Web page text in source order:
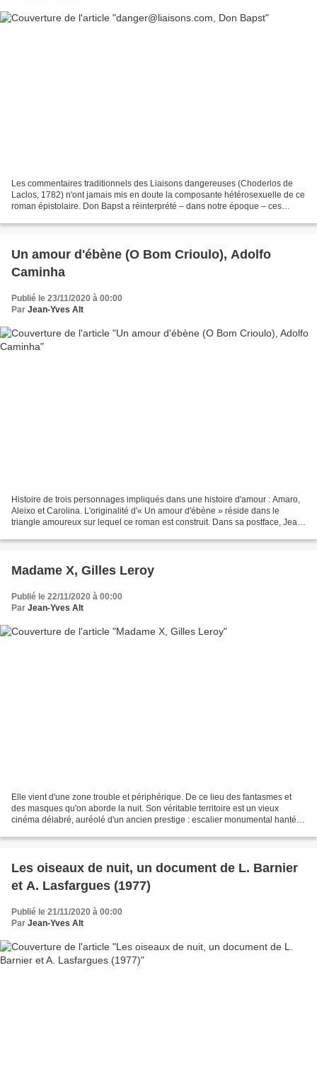
Les commentaires traditionnels des Liaisons dangereuses (Choderlos de
Laclos, 1782) n'ont jamais mis en doute la composante hétérosexuelle de ce
roman épistolaire. Don Bapst a réinterprété – dans notre époque – ces
Un amour d'ébène (O Bom Crioulo), Adolfo
Caminha
Publié le 23/11/2020 à 00:00
Par Jean-Yves Alt
Histoire de trois personnages impliqués dans une histoire d'amour : Amaro,
Aleixo et Carolina. L'originalité d'« Un amour d'ébène » réside dans le
triangle amoureux sur lequel ce roman est construit. Dans sa postface, Jean-
Madame X, Gilles Leroy
Publié le 22/11/2020 à 00:00
Par Jean-Yves Alt
Elle vient d'une zone trouble et périphérique. De ce lieu des fantasmes et
des masques qu'on aborde la nuit. Son véritable territoire est un vieux
cinéma délabré, auréolé d'un ancien prestige : escalier monumental hanté
Les oiseaux de nuit, un document de L. Barnier
et A. Lasfargues (1977)
Publié le 21/11/2020 à 00:00
Par Jean-Yves Alt